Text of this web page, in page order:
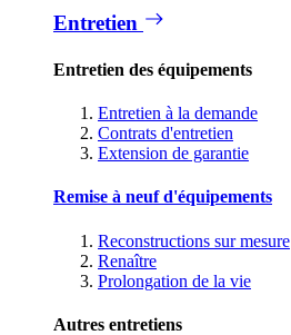
Entretien
Entretien des équipements
Entretien à la demande
Contrats d'entretien
Extension de garantie
Remise à neuf d'équipements
Reconstructions sur mesure
Renaître
Prolongation de la vie
Autres entretiens